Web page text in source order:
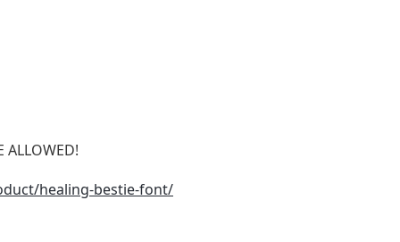
ALLOWED!
healing-bestie-font/